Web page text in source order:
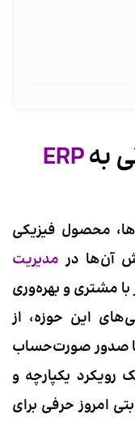
بهERP
محصول فیزیکی
آن‌ها در مدیریت
با مشتری و بهره‌وری
این حوزه، از
صدور صورت‌حساب
رویکرد یکپارچه و
امروز حرفی برای